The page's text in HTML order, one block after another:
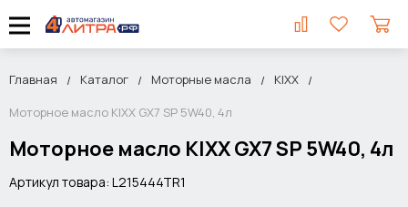
Главная Каталог Моторные масла
KIXX
Моторное масло KIXX GX7 SP 5W40, 4л
Моторное масло KIXX GX7 SP 5W40, 4л
Артикул товара: L215444TR1